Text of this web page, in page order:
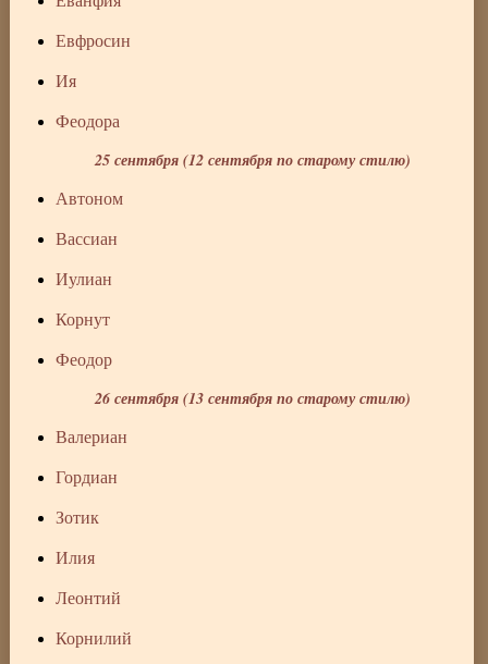
Евфросин
Ия
Феодора
25 сентября (12 сентября по старому стилю)
Автоном
Вассиан
Иулиан
Корнут
Феодор
26 сентября (13 сентября по старому стилю)
Валериан
Гордиан
Зотик
Илия
Леонтий
Корнилий